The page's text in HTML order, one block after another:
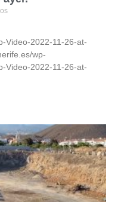
Video-2022-11-26-at-
wp-
Video-2022-11-26-at-